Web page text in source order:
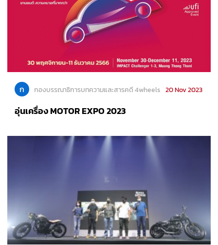
ก กองบรรณาธิการบทความและสารคดี 4wheels 20 Nov 2023
อุ่นเครื่อง MOTOR EXPO 2023